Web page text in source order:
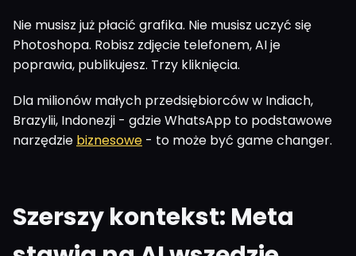
Nie musisz już płacić grafika. Nie musisz uczyć się
Photoshopa. Robisz zdjęcie telefonem, AI je
poprawia, publikujesz. Trzy kliknięcia.
Dla milionów małych przedsiębiorców w Indiach,
Brazylii, Indonezji - gdzie WhatsApp to podstawowe
narzędzie biznesowe - to może być game changer.
Szerszy kontekst: Meta